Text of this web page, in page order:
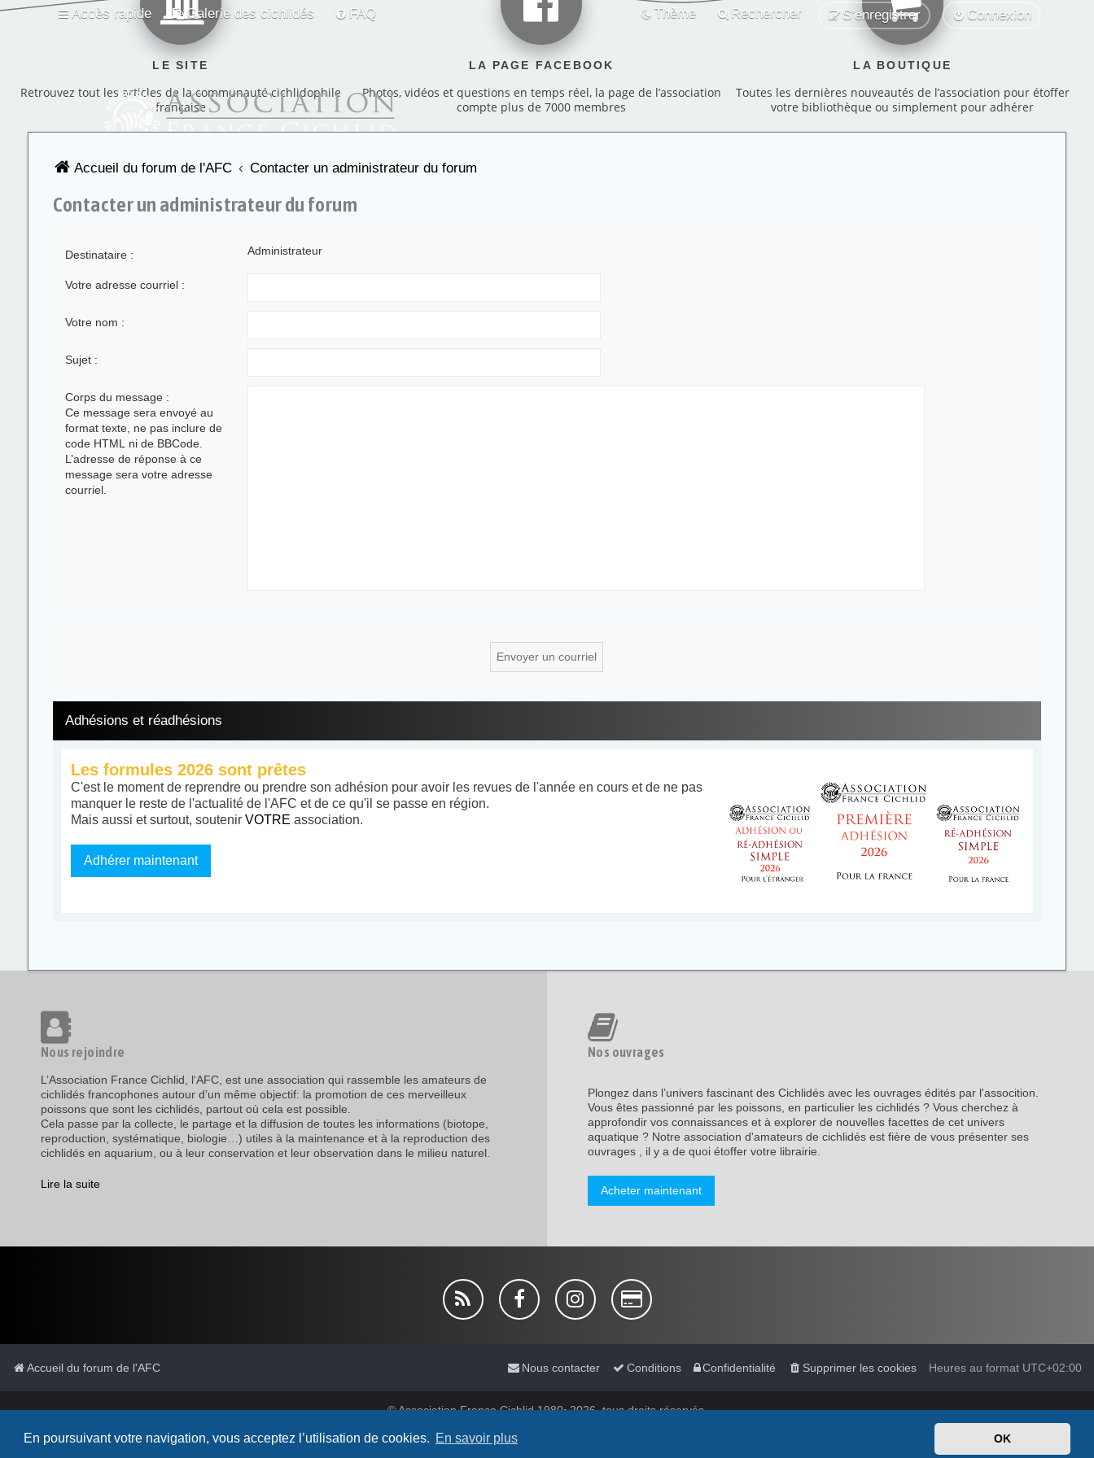
En poursuivant votre navigation, vous acceptez l’utilisation de cookies. En savoir plus OK
Accès rapide Galerie des cichlidés FAQ Connexion
S’enregistrer
Rechercher
Thème
LE SITE
Retrouvez tout les articles de la communauté cichlidophile
française
LA PAGE FACEBOOK
Photos, vidéos et questions en temps réel, la page de l’association
compte plus de 7000 membres
LA BOUTIQUE
Toutes les dernières nouveautés de l’association pour étoffer
votre bibliothèque ou simplement pour adhérer
Accueil du forum de l'AFC Contacter un administrateur du forum
Contacter un administrateur du forum
Destinataire : Administrateur
Votre adresse courriel :
Votre nom :
Sujet :
Corps du message :
Ce message sera envoyé au
format texte, ne pas inclure de
code HTML ni de BBCode.
L’adresse de réponse à ce
message sera votre adresse
courriel.
Adhésions et réadhésions
Les formules 2026 sont prêtes
C'est le moment de reprendre ou prendre son adhésion pour avoir les revues de l'année en cours et de ne pas
manquer le reste de l'actualité de l'AFC et de ce qu'il se passe en région.
Mais aussi et surtout, soutenir VOTRE association.
Adhérer maintenant
Nous rejoindre
L’Association France Cichlid, l‘AFC, est une association qui rassemble les amateurs de
cichlidés francophones autour d’un même objectif: la promotion de ces merveilleux
poissons que sont les cichlidés, partout où cela est possible.
Cela passe par la collecte, le partage et la diffusion de toutes les informations (biotope,
reproduction, systématique, biologie…) utiles à la maintenance et à la reproduction des
cichlidés en aquarium, ou à leur conservation et leur observation dans le milieu naturel.
Lire la suite
Nos ouvrages
Plongez dans l’univers fascinant des Cichlidés avec les ouvrages édités par l'assocition.
Vous êtes passionné par les poissons, en particulier les cichlidés ? Vous cherchez à
approfondir vos connaissances et à explorer de nouvelles facettes de cet univers
aquatique ? Notre association d'amateurs de cichlidés est fière de vous présenter ses
ouvrages , il y a de quoi étoffer votre librairie.
Acheter maintenant
Accueil du forum de l'AFC Heures au format UTC+02:00
Supprimer les cookies
Confidentialité
Conditions
Nous contacter
© Association France Cichlid 1980~2026, tous droits réservés.
Traduit par